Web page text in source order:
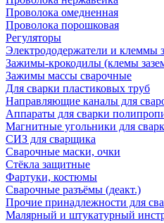
Проволока омедненная
Проволока порошковая
Регуляторы
Электрододержатели и клеммы
Зажимы-крокодилы (клемы
Зажимы массы сварочные
Для сварки пластиковых труб
Направляющие каналы для
Аппараты для сварки
Магнитные угольники для
СИЗ для сварщика
Сварочные маски, очки
Стёкла защитные
Фартуки, костюмы
Сварочные разъёмы (деакт.)
Прочие принадлежности для
Малярный и штукатурный